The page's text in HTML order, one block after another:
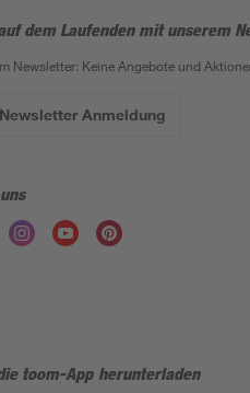
dem Laufenden mit unserem
Newsletter: Keine Angebote und
Anmeldung
toom-App herunterladen